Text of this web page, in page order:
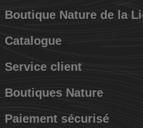
Boutique Nature de la
Catalogue
Service client
Boutiques Nature
Paiement sécurisé